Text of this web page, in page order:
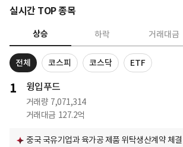
실시간 TOP 종목
상승 하락 거래대금
전체 코스피 코스닥 ETF
1 윙입푸드
거래량 7,071,314
거래대금 127.2억
중국 국유기업과 육가공 제품 위탁생산계약 체결